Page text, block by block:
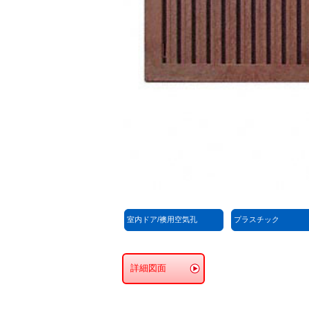
室内ドア/襖用空気孔 プラスチック
詳細図面